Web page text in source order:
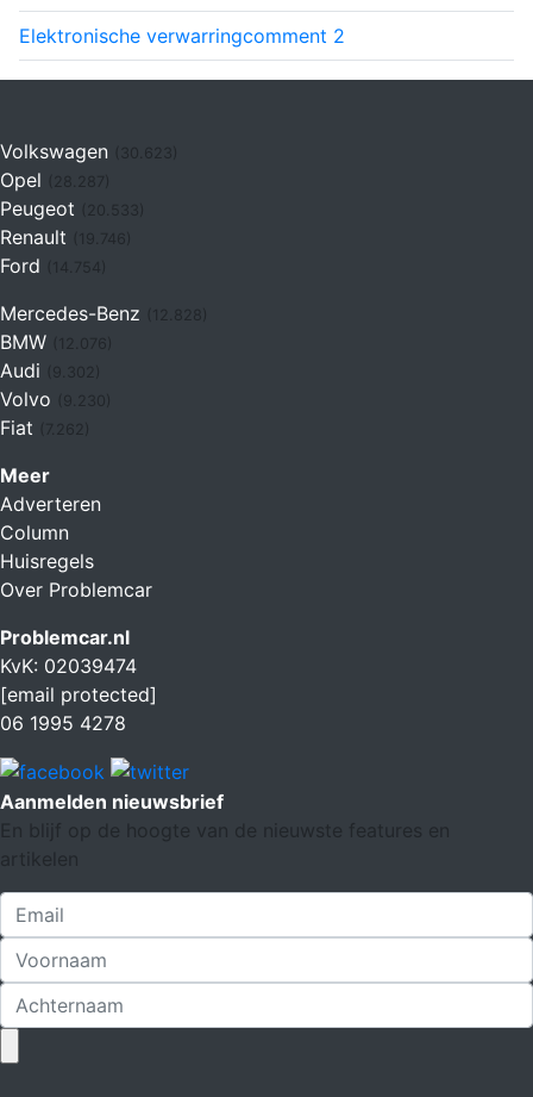
Elektronische verwarringcomment 2
Volkswagen (30.623)
Opel
Peugeot
Renault (19.746)
Ford (14.754)
Mercedes-Benz
BMW (12.076)
Audi
Volvo
Fiat (7.262)
Meer
Adverteren
Column
Huisregels
Over Problemcar
Problemcar.nl
KvK: 02039474
[email protected]
06 1995 4278
Aanmelden nieuwsbrief
En blijf op de hoogte van de nieuwste features en
artikelen